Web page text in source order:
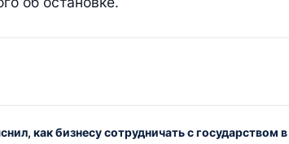
как бизнесу сотрудничать с государством в